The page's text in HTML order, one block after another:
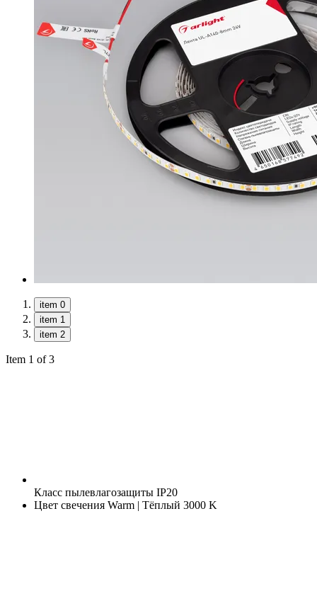
item 0
item 1
item 2
Item 1 of 3
Класс пылевлагозащиты IP20
Цвет свечения Warm | Тёплый 3000 K